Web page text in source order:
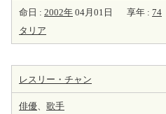
命日 : 2002年 04月01日 享年 : 74
タリア
レスリー・チャン
俳優、 歌手